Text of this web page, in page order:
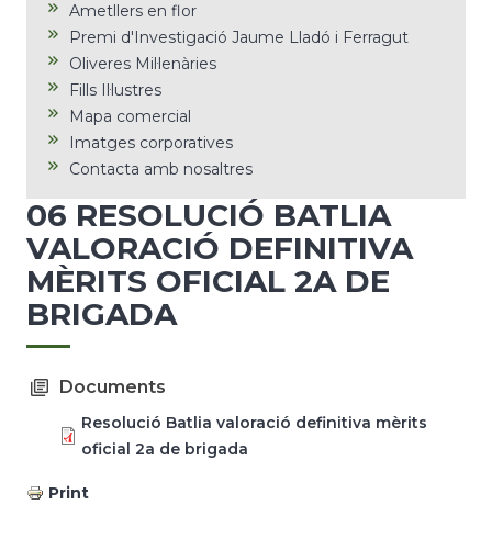
Ametllers en flor
Premi d'Investigació Jaume Lladó i Ferragut
Oliveres Mil·lenàries
Fills Il·lustres
Mapa comercial
Imatges corporatives
Contacta amb nosaltres
06 RESOLUCIÓ BATLIA
VALORACIÓ DEFINITIVA
MÈRITS OFICIAL 2A DE
BRIGADA
Documents
Resolució Batlia valoració definitiva mèrits
oficial 2a de brigada
Print